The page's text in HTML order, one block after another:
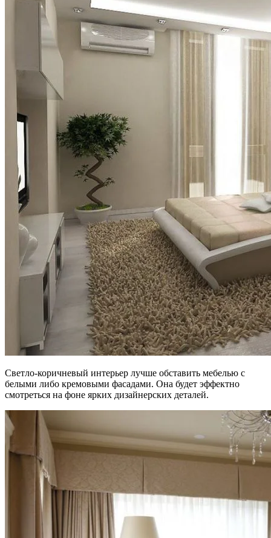
Светло-коричневый интерьер лучше обставить мебелью с
белыми либо кремовыми фасадами. Она будет эффектно
смотреться на фоне ярких дизайнерских деталей.